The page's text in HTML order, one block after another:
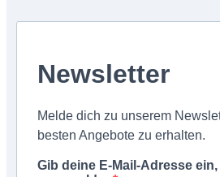
Newsletter
Melde dich zu unserem
besten Angebote zu erhalten.
Gib deine E-Mail-Adresse